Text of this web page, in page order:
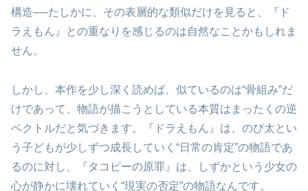
構造──たしかに、その表層的な類似だけを見ると、『ド
ラえもん』との重なりを感じるのは自然なことかもしれま
せん。
しかし、本作を少し深く読めば、似ているのは“骨組み”だ
けであって、物語が描こうとしている本質はまったくの逆
ベクトルだと気づきます。『ドラえもん』は、のび太とい
う子どもが少しずつ成長していく“日常の肯定”の物語であ
るのに対し、『タコピーの原罪』は、しずかという少女の
心が静かに壊れていく“現実の否定”の物語なんです。